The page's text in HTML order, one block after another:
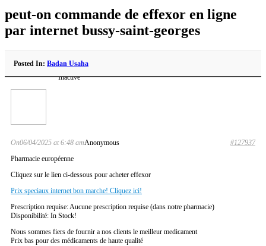
peut-on commande de effexor en ligne
par internet bussy-saint-georges
Posted In: Badan Usaha
Inactive
Anonymous
On06/04/2025 at 6:48 am
#127937
Pharmacie européenne
Cliquez sur le lien ci-dessous pour acheter effexor
Prix speciaux internet bon marche! Cliquez ici!
Prescription requise: Aucune prescription requise (dans notre pharmacie)
Disponibilité: In Stock!
Nous sommes fiers de fournir a nos clients le meilleur medicament
Prix bas pour des médicaments de haute qualité